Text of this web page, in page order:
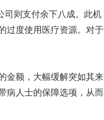
司则支付余下八成。此机
过度使用医疗资源。对于
金额，大幅缓解突如其来
病人士的保障选项，从而